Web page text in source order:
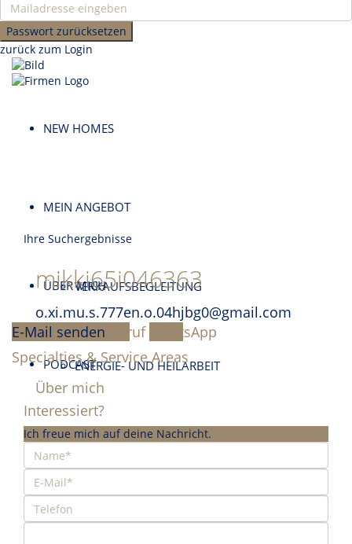
Passwort zurücksetzen
zurück zum Login
NEW HOMES
MEIN ANGEBOT
VERKAUFSBEGLEITUNG
ENERGIE- UND HEILARBEIT
ÜBER MICH
PODCAST
KONTAKT
Ihre Suchergebnisse
mikki65i046363
o.xi.mu.s.777en.o.04hjbg0@gmail.com
E-Mail senden
Anruf
WhatsApp
Specialties & Service Areas
Über mich
Interessiert?
Ich freue mich auf deine Nachricht.